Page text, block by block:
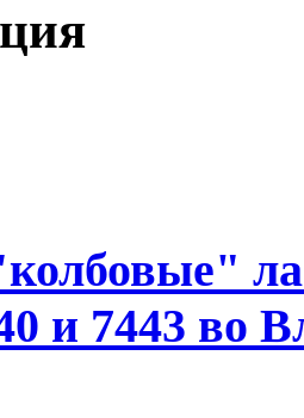
и 7443 во